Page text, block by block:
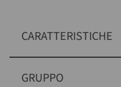
CARATTERISTICHE
GRUPPO